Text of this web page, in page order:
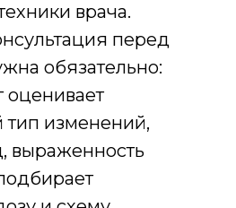
врача.
перед
обязательно:
оценивает
тип изменений,
выраженность